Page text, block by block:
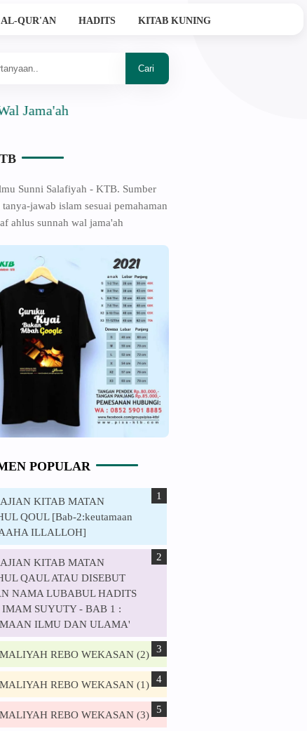
AL-QUR'AN HADITS KITAB KUNING
Sunni Salafiyah - KTB. Sumber
jawab islam sesuai pemahaman
ahlus sunnah wal jama'ah
POPULAR
KITAB MATAN
QOUL [Bab-2:keutamaan
ILLALLOH]
KITAB MATAN
QAUL ATAU DISEBUT
NAMA LUBABUL HADITS
IMAM SUYUTY - BAB 1 :
ILMU DAN ULAMA'
REBO WEKASAN (2)
REBO WEKASAN (1)
REBO WEKASAN (3)